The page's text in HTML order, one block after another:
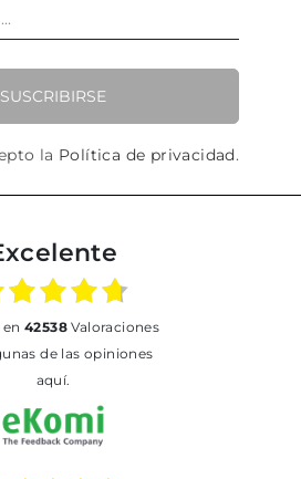
SUSCRIBIRSE
la Política de privacidad.
en 42538Valoraciones
aquí.